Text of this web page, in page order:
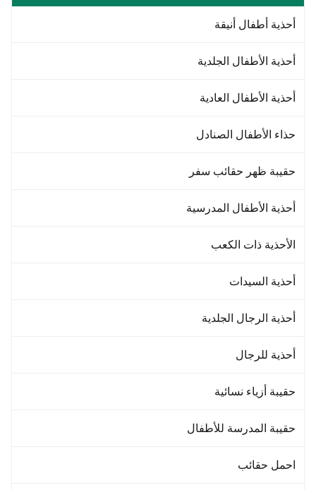
أحذية أطفال أنيقة
أحذية الأطفال الجلدية
أحذية الأطفال العادية
حذاء الأطفال الصنادل
حقيبة ظهر حقائب سفر
أحذية الأطفال المدرسية
الأحذية ذات الكعب
أحذية السيدات
أحذية الرجال الجلدية
أحذية للرجال
حقيبة أزياء نسائية
حقيبة المدرسة للأطفال
احمل حقائب